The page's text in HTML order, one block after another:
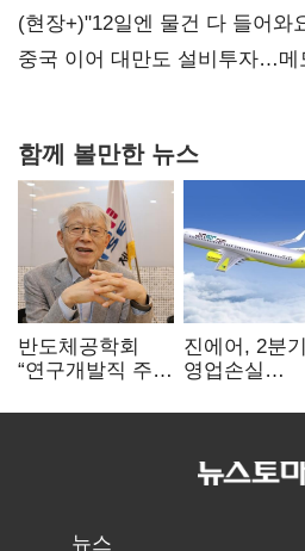
20억 키맞추기
(현장+)"12일엔 물건 다 들어
연 홈플러스
중국 이어 대만도 설비투자…메
함께 볼만한 뉴스
반도체공학회
“연구개발직 주
개선해야”
진에어, 2분기
영업손실
상승 여파
뉴스